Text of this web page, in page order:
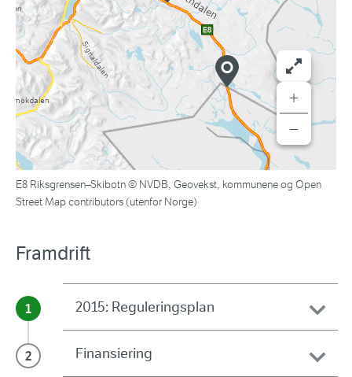
+
−
E8 Riksgrensen–Skibotn © NVDB, Geovekst, kommunene og Open
Street Map contributors (utenfor Norge)
Framdrift
2015: Reguleringsplan
Finansiering